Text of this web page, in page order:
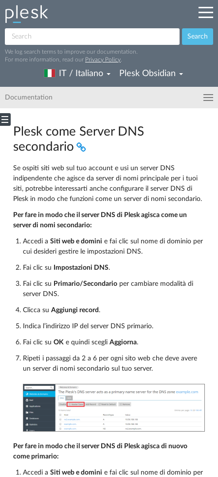
Search
We log search terms to improve our documentation.
For more information, read our Privacy Policy
IT / Italiano Plesk Obsidian
Documentation
Plesk come Server DNS
secondario
Se ospiti siti web sul tuo account e usi un server DNS
indipendente che agisce da server di nomi principale per i tuoi
siti, potrebbe interessarti anche configurare il server DNS di
Plesk in modo che funzioni come un server di nomi secondario.
Per fare in modo che il server DNS di Plesk agisca come un
server di nomi secondario:
Accedi a Siti web e domini e fai clic sul nome di dominio per
cui desideri gestire le impostazioni DNS.
Fai clic su Impostazioni DNS.
Fai clic su Primario/Secondario per cambiare modalità di
server DNS.
Clicca su Aggiungi record.
Indica l’indirizzo IP del server DNS primario.
Fai clic su OK e quindi scegli Aggiorna.
Ripeti i passaggi da 2 a 6 per ogni sito web che deve avere
un server di nomi secondario sul tuo server.
Per fare in modo che il server DNS di Plesk agisca di nuovo
come primario:
Accedi a Siti web e domini e fai clic sul nome di dominio per